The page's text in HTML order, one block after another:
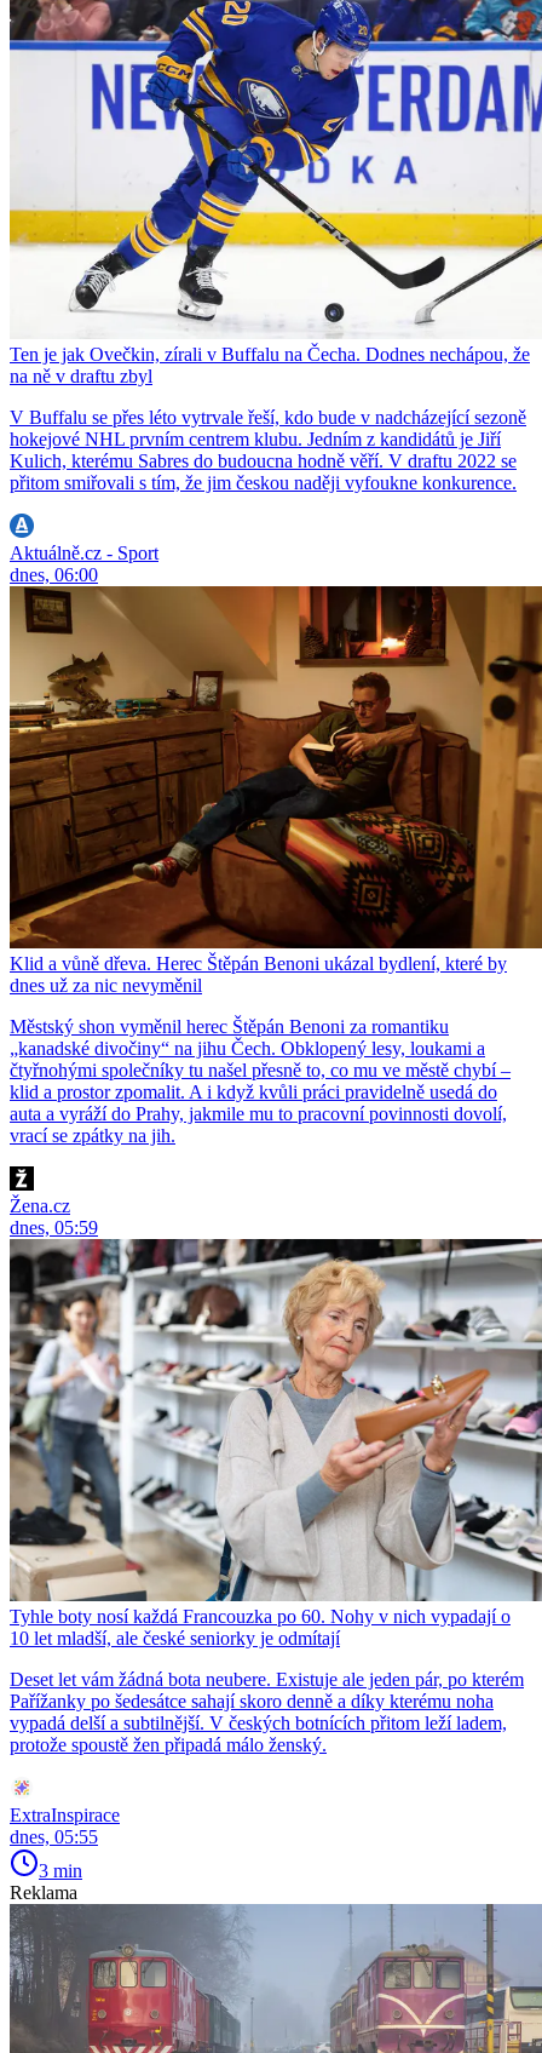
Ten je jak Ovečkin, zírali v Buffalu na Čecha. Dodnes nechápou, že
na ně v draftu zbyl
V Buffalu se přes léto vytrvale řeší, kdo bude v nadcházející sezoně
hokejové NHL prvním centrem klubu. Jedním z kandidátů je Jiří
Kulich, kterému Sabres do budoucna hodně věří. V draftu 2022 se
přitom smiřovali s tím, že jim českou naději vyfoukne konkurence.
Aktuálně.cz - Sport
dnes, 06:00
Klid a vůně dřeva. Herec Štěpán Benoni ukázal bydlení, které by
dnes už za nic nevyměnil
Městský shon vyměnil herec Štěpán Benoni za romantiku
„kanadské divočiny“ na jihu Čech. Obklopený lesy, loukami a
čtyřnohými společníky tu našel přesně to, co mu ve městě chybí –
klid a prostor zpomalit. A i když kvůli práci pravidelně usedá do
auta a vyráží do Prahy, jakmile mu to pracovní povinnosti dovolí,
vrací se zpátky na jih.
Žena.cz
dnes, 05:59
Tyhle boty nosí každá Francouzka po 60. Nohy v nich vypadají o
10 let mladší, ale české seniorky je odmítají
Deset let vám žádná bota neubere. Existuje ale jeden pár, po kterém
Pařížanky po šedesátce sahají skoro denně a díky kterému noha
vypadá delší a subtilnější. V českých botnících přitom leží ladem,
protože spoustě žen připadá málo ženský.
ExtraInspirace
dnes, 05:55
3 min
Reklama